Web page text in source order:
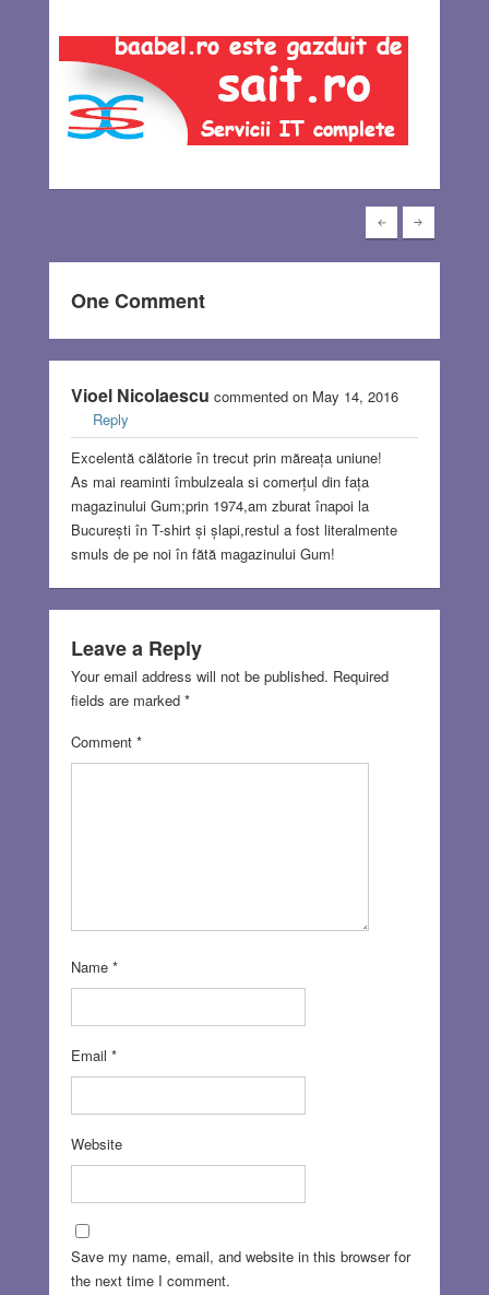
One Comment
Vioel Nicolaescu commented on May 14, 2016
Reply
Excelentă călătorie în trecut prin măreața uniune!
As mai reaminti îmbulzeala si comerțul din fața
magazinului Gum;prin 1974,am zburat înapoi la
București în T-shirt și șlapi,restul a fost literalmente
smuls de pe noi în fătă magazinului Gum!
Leave a Reply
Your email address will not be published. Required
fields are marked *
Comment *
Name *
Email *
Website
Save my name, email, and website in this browser for
the next time I comment.